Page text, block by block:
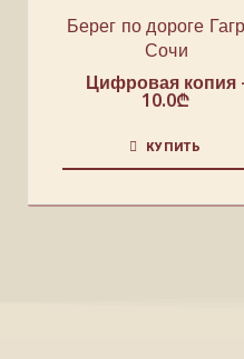
Берег по дороге
Сочи
Цифровая копия
10.0₾
КУПИТЬ